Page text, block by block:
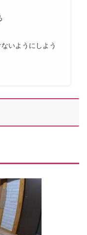
いようにしよう